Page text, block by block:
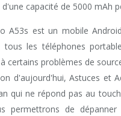
capacité de 5000 mAh
A53s est un mobile
tous les téléphones
certains problèmes de
d'aujourd'hui, Astuces et
qui ne répond pas au
permettrons de